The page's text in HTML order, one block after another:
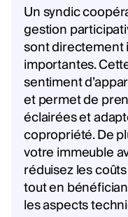
Un syndic
gestion
sont directement
importantes.
sentiment
et permet de
éclairées et
copropriété. De
votre immeuble
réduisez les
tout en
les aspects